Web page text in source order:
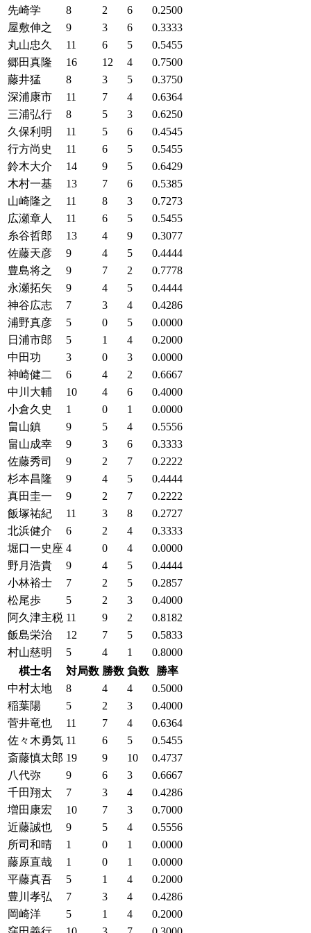
先崎学
8 2 6
0.2500
屋敷伸之
9 3 6
0.3333
丸山忠久
11 6 5
0.5455
郷田真隆
16 12 4
0.7500
藤井猛
8 3 5
0.3750
深浦康市
11 7 4
0.6364
三浦弘行
8 5 3
0.6250
久保利明
11 5 6
0.4545
行方尚史
11 6 5
0.5455
鈴木大介
14 9 5
0.6429
木村一基
13 7 6
0.5385
山崎隆之
11 8 3
0.7273
広瀬章人
11 6 5
0.5455
糸谷哲郎
13 4 9
0.3077
佐藤天彦
9 4 5
0.4444
豊島将之
9 7 2
0.7778
永瀬拓矢
9 4 5
0.4444
神谷広志
7 3 4
0.4286
浦野真彦
5 0 5
0.0000
日浦市郎
5 1 4
0.2000
中田功
3 0 3
0.0000
神崎健二
6 4 2
0.6667
中川大輔
10 4 6
0.4000
小倉久史
1 0 1
0.0000
畠山鎮
9 5 4
0.5556
畠山成幸
9 3 6
0.3333
佐藤秀司
9 2 7
0.2222
杉本昌隆
9 4 5
0.4444
真田圭一
9 2 7
0.2222
飯塚祐紀
11 3 8
0.2727
北浜健介
6 2 4
0.3333
堀口一史座 4 0 4
0.0000
野月浩貴
9 4 5
0.4444
小林裕士
7 2 5
0.2857
松尾歩
5 2 3
0.4000
阿久津主税 11 9 2
0.8182
飯島栄治
12 7 5
0.5833
村山慈明
5 4 1
0.8000
棋士名
対局数 勝数 負数
勝率
中村太地
8 4 4
0.5000
稲葉陽
5 2 3
0.4000
菅井竜也
11 7 4
0.6364
佐々木勇気 11 6 5
0.5455
斎藤慎太郎 19 9 10
0.4737
八代弥
9 6 3
0.6667
千田翔太
7 3 4
0.4286
増田康宏
10 7 3
0.7000
近藤誠也
9 5 4
0.5556
所司和晴
1 0 1
0.0000
藤原直哉
1 0 1
0.0000
平藤真吾
5 1 4
0.2000
豊川孝弘
7 3 4
0.4286
岡崎洋
5 1 4
0.2000